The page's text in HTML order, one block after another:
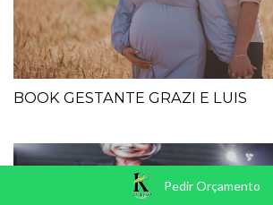
BOOK GESTANTE GRAZI E LUIS
Pedir Orçamento